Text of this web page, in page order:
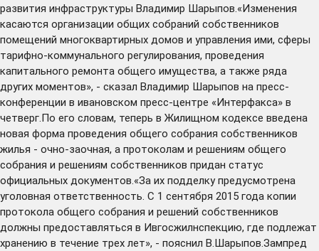
развития инфраструктуры Владимир Шарыпов.«Изменения
касаются организации общих собраний собственников
помещений многоквартирных домов и управления ими, сферы
тарифно-коммунального регулирования, проведения
капитального ремонта общего имущества, а также ряда
других моментов», - сказал Владимир Шарыпов на пресс-
конференции в ивановском пресс-центре «Интерфакса» в
четверг.По его словам, теперь в Жилищном кодексе введена
новая форма проведения общего собрания собственников
жилья - очно-заочная, а протоколам и решениям общего
собрания и решениям собственников придан статус
официальных документов.«За их подделку предусмотрена
уголовная ответственность. С 1 сентября 2015 года копии
протокола общего собрания и решений собственников
должны предоставляться в Ивгосжилнспекцию, где подлежат
хранению в течение трех лет», - пояснил В.Шарыпов.Зампред